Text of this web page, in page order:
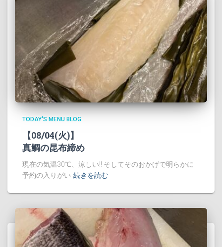
TODAY'S MENU BLOG
【08/04(火)】
真鯛の昆布締め
現在の気温30℃、涼しい!! そしてそのおかげで明らかに
予約の入りがい 続きを読む